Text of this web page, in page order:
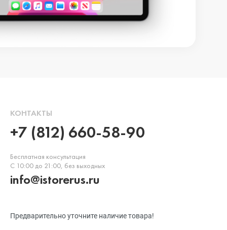
КОНТАКТЫ
+7 (812) 660-58-90
Бесплатная консультация
С 10:00 до 21:00, без выходных
info@istorerus.ru
Предварительно уточните наличие товара!